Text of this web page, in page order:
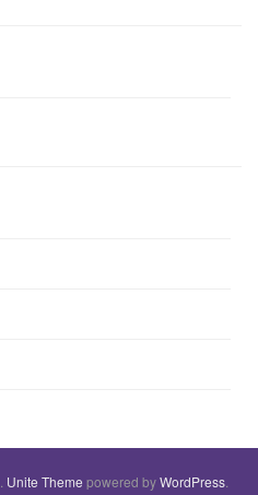
Unite Theme powered byWordPress.